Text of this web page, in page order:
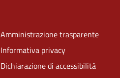
Amministrazione trasparente
Informativa privacy
Dichiarazione di accessibilità